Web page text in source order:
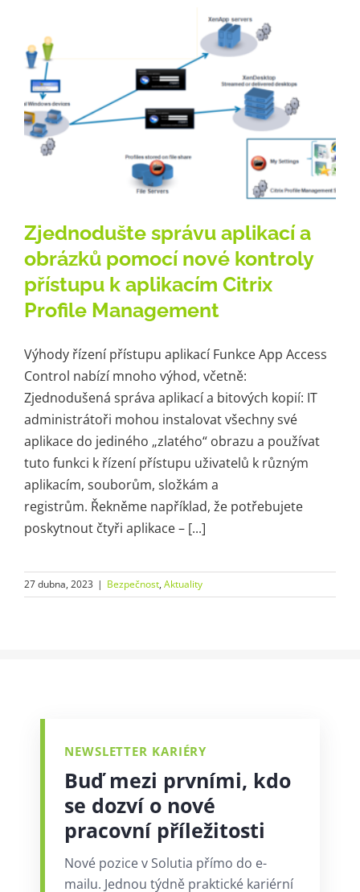
Zjednodušte správu aplikací a
obrázků pomocí nové kontroly
přístupu k aplikacím Citrix
Profile Management
Výhody řízení přístupu aplikací Funkce App Access
Control nabízí mnoho výhod, včetně:
Zjednodušená správa aplikací a bitových kopií: IT
administrátoři mohou instalovat všechny své
aplikace do jediného „zlatého“ obrazu a používat
tuto funkci k řízení přístupu uživatelů k různým
aplikacím, souborům, složkám a
registrům. Řekněme například, že potřebujete
poskytnout čtyři aplikace – [...]
27 dubna, 2023 | Bezpečnost, Aktuality
NEWSLETTER KARIÉRY
Buď mezi prvními, kdo
se dozví o nové
pracovní příležitosti
Nové pozice v Solutia přímo do e-
mailu. Jednou týdně praktické kariérní